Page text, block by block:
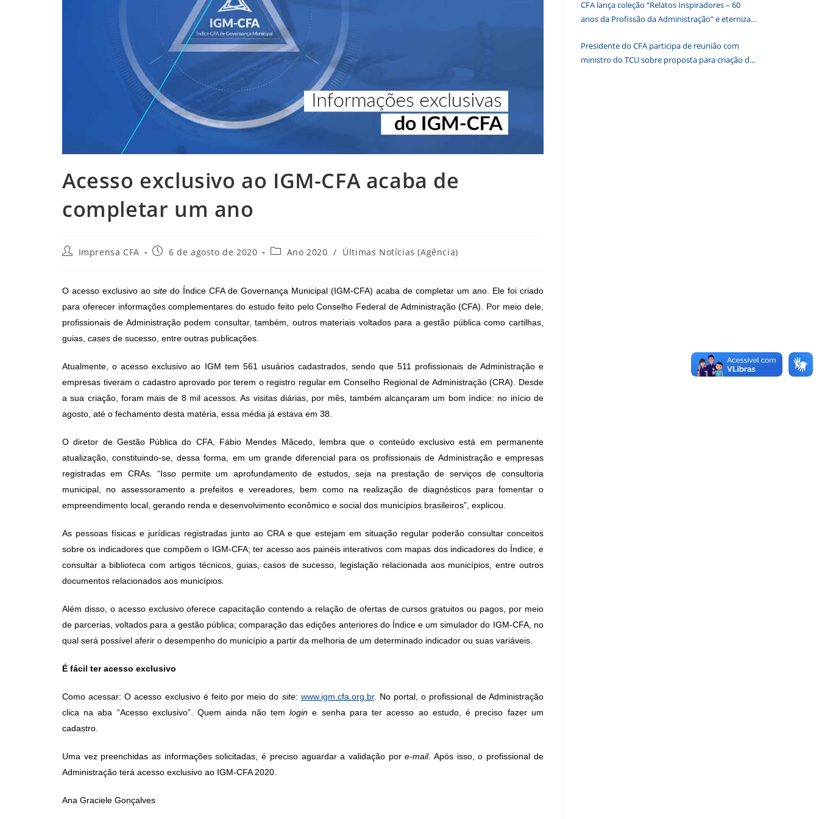
Acesso exclusivo ao IGM-CFA acaba de
completar um ano
AutorImprensa CFA
Post6 de agosto de 2020
Categoria
Ano 2020 / Últimas Notícias (Agência)
O acesso exclusivo ao sitedo Índice CFA de Governança Municipal (IGM-CFA) acaba de completar um ano. Ele foi criado
para oferecer informações complementares do estudo feito pelo Conselho Federal de Administração (CFA). Por meio dele,
profissionais de Administração podem consultar, também, outros materiais voltados para a gestão pública como cartilhas,
guias, cases de sucesso, entre outras publicações.
Atualmente, o acesso exclusivo ao IGM tem 561 usuários cadastrados, sendo que 511 profissionais de Administração e
empresas tiveram o cadastro aprovado por terem o registro regular em Conselho Regional de Administração (CRA). Desde
a sua criação, foram mais de 8 mil acessos. As visitas diárias, por mês, também alcançaram um bom índice: no início de
agosto, até o fechamento desta matéria, essa média já estava em 38.
O diretor de Gestão Pública do CFA, Fábio Mendes Mâcedo, lembra que o conteúdo exclusivo está em permanente
atualização, constituindo-se, dessa forma, em um grande diferencial para os profissionais de Administração e empresas
registradas em CRAs. “Isso permite um aprofundamento de estudos, seja na prestação de serviços de consultoria
municipal, no assessoramento a prefeitos e vereadores, bem como na realização de diagnósticos para fomentar o
empreendimento local, gerando renda e desenvolvimento econômico e social dos municípios brasileiros”, explicou.
As pessoas físicas e jurídicas registradas junto ao CRA e que estejam em situação regular poderão consultar conceitos
sobre os indicadores que compõem o IGM-CFA; ter acesso aos painéis interativos com mapas dos indicadores do Índice; e
consultar a biblioteca com artigos técnicos, guias, casos de sucesso, legislação relacionada aos municípios, entre outros
documentos relacionados aos municípios.
Além disso, o acesso exclusivo oferece capacitação contendo a relação de ofertas de cursos gratuitos ou pagos, por meio
de parcerias, voltados para a gestão pública; comparação das edições anteriores do Índice e um simulador do IGM-CFA, no
qual será possível aferir o desempenho do município a partir da melhoria de um determinado indicador ou suas variáveis.
É fácil ter acesso exclusivo
Como acessar: O acesso exclusivo é feito por meio do site: www.igm.cfa.org.br. No portal, o profissional de Administração
clica na aba “Acesso exclusivo”. Quem ainda não temlogin e senha para ter acesso ao estudo, é preciso fazer um
cadastro.
Uma vez preenchidas as informações solicitadas, é preciso aguardar a validação pore-mail. Após isso, o profissional de
Administração terá acesso exclusivo ao IGM-CFA 2020.
Ana Graciele Gonçalves
CFA lança coleção “Relatos Inspiradores – 60
anos da Profissão da Administração” e eterniza
Presidente do CFA participa de reunião com
ministro do TCU sobre proposta para criação de